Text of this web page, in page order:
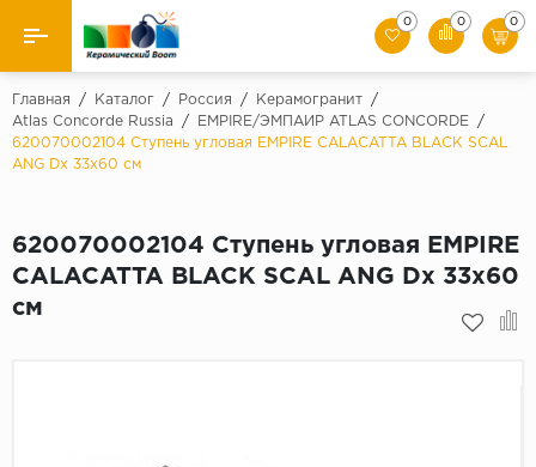
Назад
Производители
Керамогранит
Мозаики
0 0 0
Главная / Каталог / Россия / Керамогранит
/
Atlas Concorde Russia
/ EMPIRE/ЭМПАИР ATLAS CONCORDE
/
620070002104 Ступень угловая EMPIRE CALACATTA BLACK SCAL
ANG Dx 33x60 см
620070002104 Ступень угловая EMPIRE
CALACATTA BLACK SCAL ANG Dx 33x60
см